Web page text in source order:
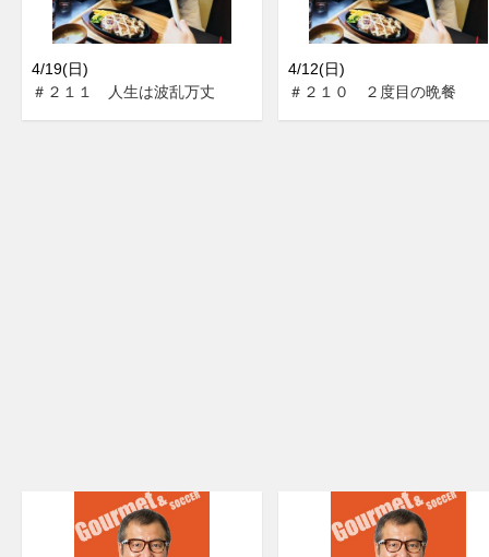
4/19(日)
＃２１１ 人生は波乱万丈
4/12(日)
＃２１０ ２度目の晩餐